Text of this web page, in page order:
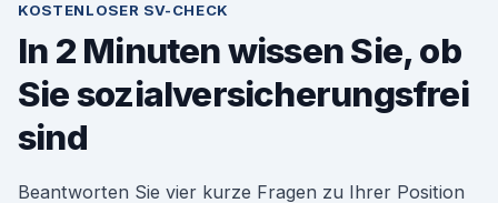
KOSTENLOSER SV-CHECK
In 2 Minuten wissen Sie, ob
Sie sozialversicherungsfrei
sind
Beantworten Sie vier kurze Fragen zu Ihrer Position